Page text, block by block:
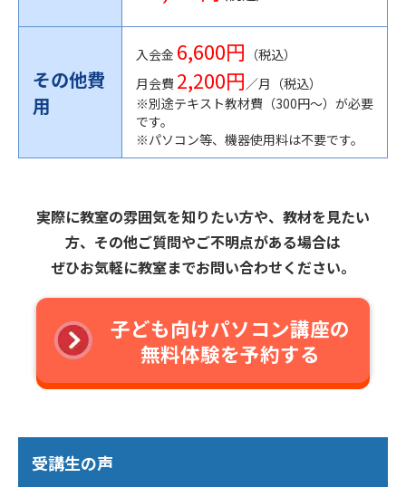
その他費
用
入会金 6,600円 （税込）
月会費 2,200円／月（税込）
※別途テキスト教材費（300円〜）が必要
です。
※パソコン等、機器使用料は不要です。
実際に教室の雰囲気を知りたい方や、教材を見たい
方、その他ご質問やご不明点がある場合は
ぜひお気軽に教室までお問い合わせください。
子ども向けパソコン講座の
無料体験を予約する
受講生の声